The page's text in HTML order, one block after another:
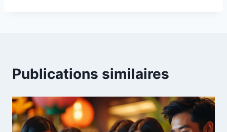
Publications similaires